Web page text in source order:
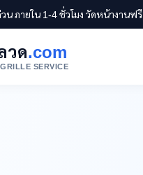
น ภายใน 1-4 ชั่วโมง วัดหน้างานฟรี
วด.com
SERVICE